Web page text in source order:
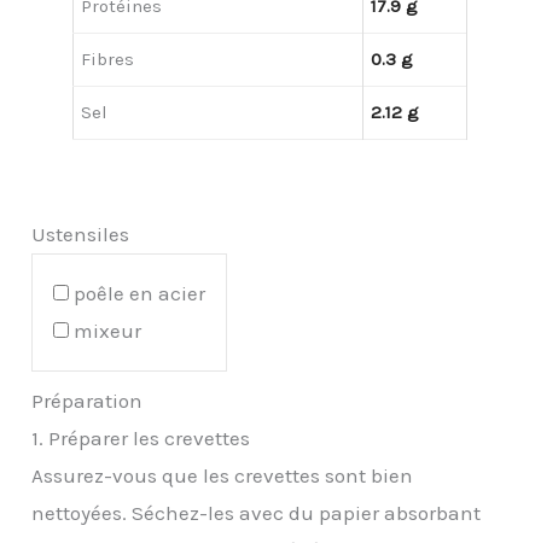
Protéines 17.9 g
Fibres 0.3 g
Sel 2.12 g
Ustensiles
poêle en acier
mixeur
Préparation
1. Préparer les crevettes
Assurez-vous que les crevettes sont bien
nettoyées. Séchez-les avec du papier absorbant